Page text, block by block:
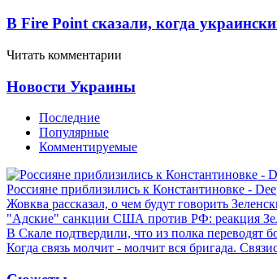
В Fire Point сказали, когда
Читать комментарии
Новости Украины
Последние
Популярные
Комментируемые
Россияне приблизились к Константиновке -
Жовква рассказал, о чем будут говорить
"Адские" санкции США против РФ: реакция
В Скале подтвердили, что из полка переводят
Когда связь молчит - молчит вся бригада.